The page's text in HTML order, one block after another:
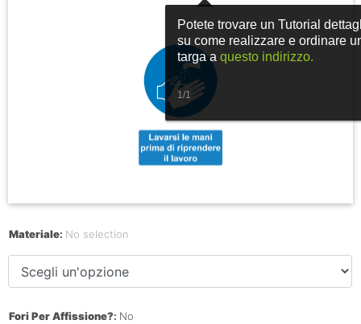
Materiale: No selection
Fori Per Affissione?: No
Potete trovare un Tutorial
su come realizzare e ordinare
targa a questo indirizzo.
1/1